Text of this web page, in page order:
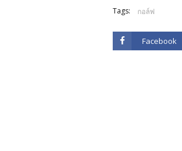
Tags: กอล์ฟ
Facebook